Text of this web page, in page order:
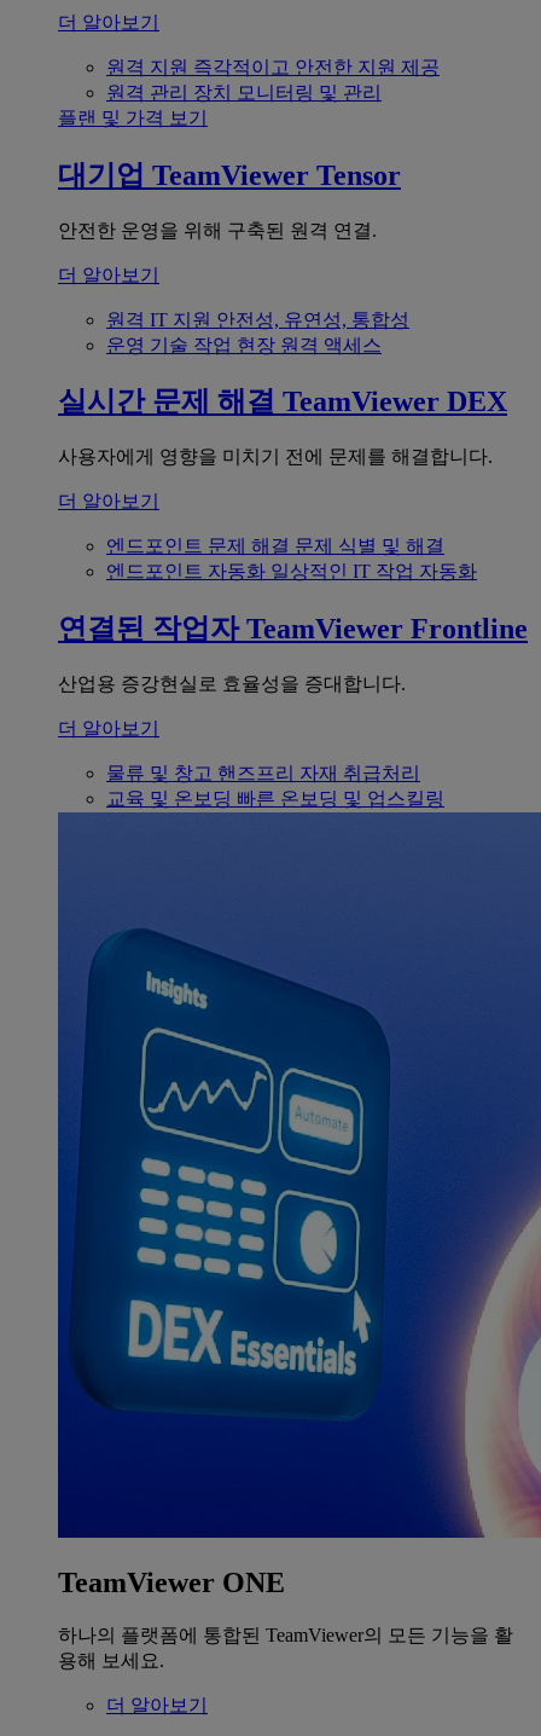
더 알아보기
원격 지원 즉각적이고 안전한 지원 제공
원격 관리 장치 모니터링 및 관리
플랜 및 가격 보기
대기업 TeamViewer Tensor
안전한 운영을 위해 구축된 원격 연결.
더 알아보기
원격 IT 지원 안전성, 유연성, 통합성
운영 기술 작업 현장 원격 액세스
실시간 문제 해결 TeamViewer DEX
사용자에게 영향을 미치기 전에 문제를 해결합니다.
더 알아보기
엔드포인트 문제 해결 문제 식별 및 해결
엔드포인트 자동화 일상적인 IT 작업 자동화
연결된 작업자 TeamViewer Frontline
산업용 증강현실로 효율성을 증대합니다.
더 알아보기
물류 및 창고 핸즈프리 자재 취급처리
교육 및 온보딩 빠른 온보딩 및 업스킬링
TeamViewer ONE
하나의 플랫폼에 통합된 TeamViewer의 모든 기능을 활
용해 보세요.
더 알아보기